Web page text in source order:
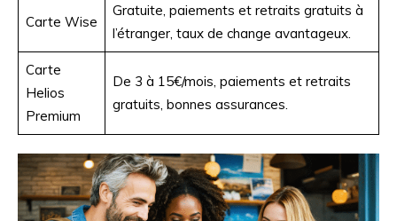
Carte Wise
Gratuite, paiements et retraits gratuits à
l’étranger, taux de change avantageux.
Carte
Helios
Premium
De 3 à 15€/mois, paiements et retraits
gratuits, bonnes assurances.